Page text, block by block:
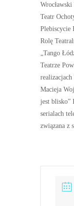
Wrocławski
Teatr
Plebiscycie
Rolę
„Tango
Teatrze
Macieja
jest blisko”
serialach
związana z